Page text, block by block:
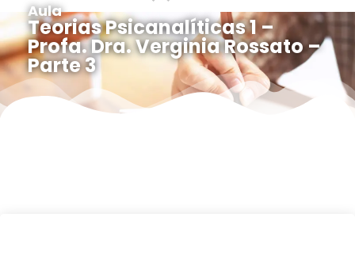
Aula
Teorias Psicanalíticas 1 –
Profa. Dra. Verginia Rossato –
Parte 3